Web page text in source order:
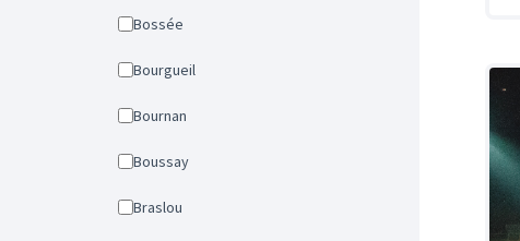
Bossée
Bourgueil
Bournan
Boussay
Braslou